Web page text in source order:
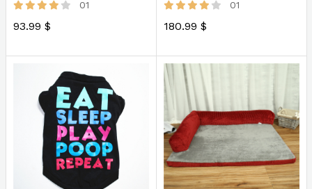
01
93.99 $
01
180.99 $